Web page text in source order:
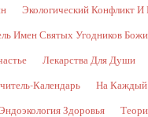
Экологический Конфликт
Имен Святых Угодников
Лекарства Для Души
Календарь На Каждый
Здоровья